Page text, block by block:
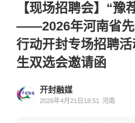
【现场招聘会】“豫
——2026年河南省先
行动开封专场招聘
生双选会邀请函
开封融媒
2026年4月21日18:51 河南